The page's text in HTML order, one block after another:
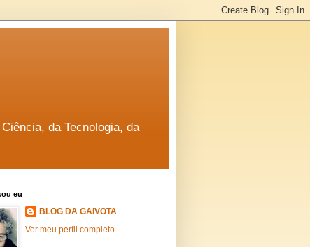
da Tecnologia, da
eu
BLOG DA GAIVOTA
Ver meu perfil completo